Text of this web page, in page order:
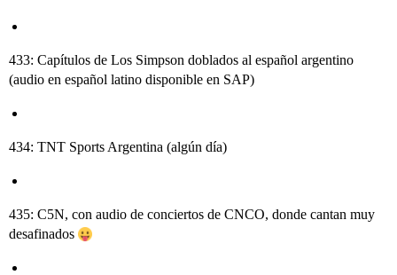
433: Capítulos de Los Simpson doblados al español argentino
(audio en español latino disponible en SAP)
434: TNT Sports Argentina (algún día)
435: C5N, con audio de conciertos de CNCO, donde cantan muy
desafinados